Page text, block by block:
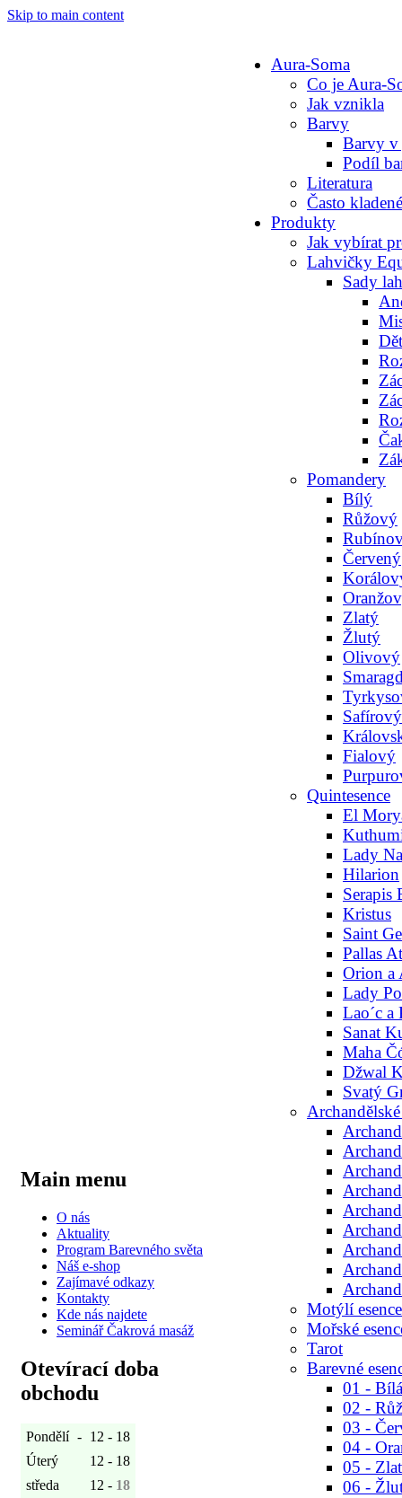
Skip to main content
Main menu
O nás
Aktuality
Program Barevného světa
Náš e-shop
Zajímavé odkazy
Kontakty
Kde nás najdete
Seminář Čakrová masáž
Otevírací doba
obchodu
Pondělí - 12 - 18
Úterý
12 - 18
středa
12 - 18
Aura-Soma
Co je Aura-
Jak vznikla
Barvy
Barvy v
Podíl
Literatura
Často
Produkty
Jak vybírat
Lahvičky
Sady
Pomandery
Bílý
Růžový
Červený
Zlatý
Žlutý
Olivový
Safírový
Fialový
Quintesence
El
Lady
Hilarion
Serapis
Kristus
Saint
Pallas
Orion a
Lady
Lao´c a
Sanat
Maha
Džwal
Svatý
Archandělské
Motýlí esence
Mořské
Tarot
Barevné
01 - Bílá
02 -
03 -
04 -
05 -
06 -